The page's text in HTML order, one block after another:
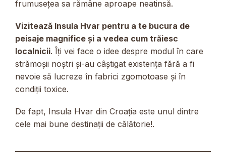
frumusețea sa rămâne aproape neatinsă.
Vizitează Insula Hvar pentru a te bucura de
peisaje magnifice și a vedea cum trăiesc
localnicii. Îți vei face o idee despre modul în care
strămoșii noștri și-au câștigat existența fără a fi
nevoie să lucreze în fabrici zgomotoase și în
condiții toxice.
De fapt, Insula Hvar din Croația este unul dintre
cele mai bune destinații de călătorie!.